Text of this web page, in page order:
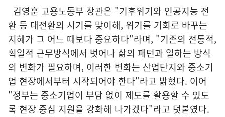
김영훈 고용노동부 장관은 "기후위기와 인공지능 전
환 등 대전환의 시기를 맞이해, 위기를 기회로 바꾸는
지혜가 그 어느 때보다 중요하다"라며, "기존의 전통적,
획일적 근무방식에서 벗어나 삶의 패턴과 일하는 방식
의 변화가 필요하며, 이러한 변화는 산업단지와 중소기
업 현장에서부터 시작되어야 한다"라고 밝혔다. 이어
"정부는 중소기업이 부담 없이 제도를 활용할 수 있도
록 현장 중심 지원을 강화해 나가겠다"라고 덧붙였다.